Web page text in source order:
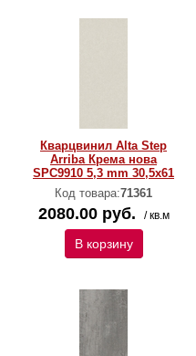
Кварцвинил Alta Step
Arriba Крема нова
SPC9910 5,3 mm 30,5х61
Код товара:71361
2080.00 руб. / кв.м
В корзину